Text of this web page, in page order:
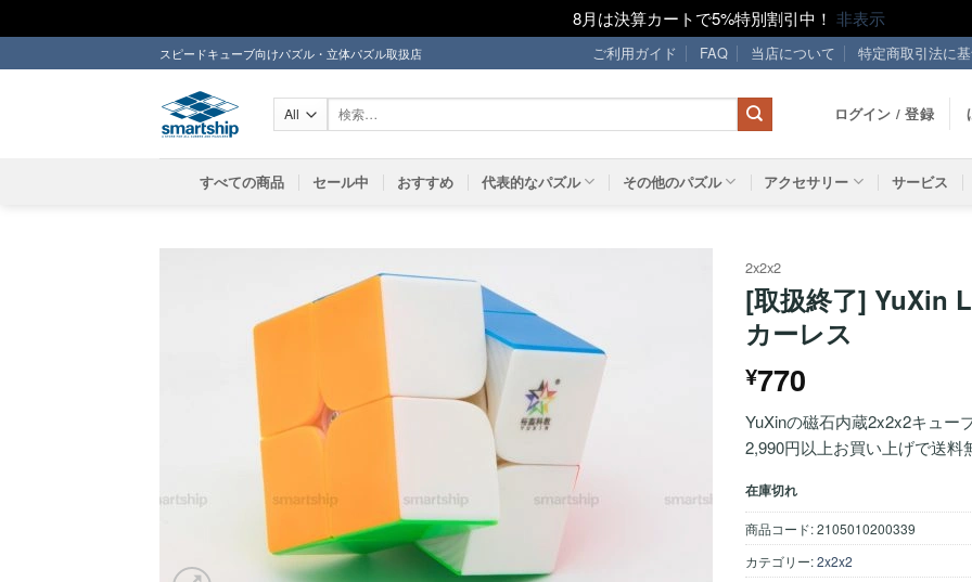
8月は決算カートで5%特別割引中！ 非表示
to
スピードキューブ向けパズル・立体パズル取扱店 ご利用ガイド FAQ 当店について 特定商取引法に
象:
ログイン / 登録
すべての商品 セール中 おすすめ 代表的なパズル その他のパズル アクセサリー サービス
2x2x2
[取扱終了] YuXin
カーレス
¥770
YuXinの磁石内蔵2x2x2キュー
2,990円以上お買い上げで送料
在庫切れ
商品コード:2105010200339
カテゴリー:2x2x2